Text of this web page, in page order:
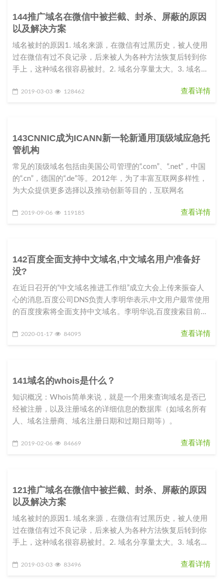
144推广域名在微信中被拦截、封杀、屏蔽的原因
以及解决方案
域名被封的原因1. 域名来源，在微信有过黑历史，被人使用
过在微信有过不良记录，后来被人为各种方法恢复后转到你
手上，这种域名很容易被封。2. 域名分享量太大。3. 域名指
2019-03-03 128462 查看详情
143CNNIC成为ICANN新一轮新通用顶级域应急托
管机构
常见的顶级域名包括由美国公司管理的“.com”、“.net”，中国
的“.cn”，德国的“.de”等。2012年，为了丰富互联网多样性，
为大众提供更多选择以及推动创新等目的，互联网名
2019-09-06 119185 查看详情
142百度全面支持中文域名,中文域名用户准备好
没?
在近日召开的“中文域名推进工作组”成立大会上传来振奋人
心的消息,百度公司DNS负责人李明华表示,中文用户最常使用
的百度搜索将全面支持中文域名。李明华说,百度搜索目前已
2020-01-17 84095 查看详情
141域名的whois是什么？
知识概况：Whois简单来说，就是一个用来查询域名是否已
经被注册，以及注册域名的详细信息的数据库（如域名所有
人、域名注册商、域名注册日期和过期日期等）。
2019-02-06 84669 查看详情
121推广域名在微信中被拦截、封杀、屏蔽的原因
以及解决方案
域名被封的原因1. 域名来源，在微信有过黑历史，被人使用
过在微信有过不良记录，后来被人为各种方法恢复后转到你
手上，这种域名很容易被封。2. 域名分享量太大。3. 域名指
2019-03-03 83496 查看详情